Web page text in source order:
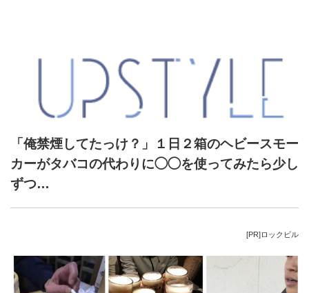
「俺禁煙してたっけ？」１日２箱のヘビースモー
カーがタバコの代わりに◯◯を使ってみたら少し
ずつ…
[PR]ロックビル